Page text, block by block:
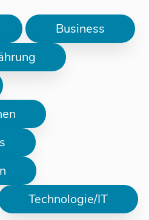
Business
Technologie/IT